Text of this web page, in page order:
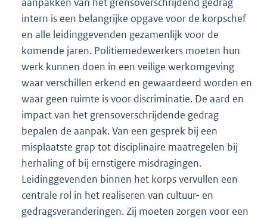
intern is een belangrijke opgave voor de korpschef
en alle leidinggevenden gezamenlijk voor de
komende jaren. Politiemedewerkers moeten hun
werk kunnen doen in een veilige werkomgeving
waar verschillen erkend en gewaardeerd worden en
waar geen ruimte is voor discriminatie. De aard en
impact van het grensoverschrijdende gedrag
bepalen de aanpak. Van een gesprek bij een
misplaatste grap tot disciplinaire maatregelen bij
herhaling of bij ernstigere misdragingen.
Leidinggevenden binnen het korps vervullen een
centrale rol in het realiseren van cultuur- en
gedragsveranderingen. Zij moeten zorgen voor een